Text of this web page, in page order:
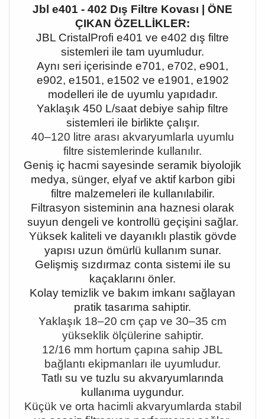
Jbl e401 - 402 Dış Filtre Kovası | ÖNE
ÇIKAN ÖZELLİKLER:
JBL CristalProfi e401 ve e402 dış filtre
sistemleri ile tam uyumludur.
Aynı seri içerisinde e701, e702, e901,
e902, e1501, e1502 ve e1901, e1902
modelleri ile de uyumlu yapıdadır.
Yaklaşık 450 L/saat debiye sahip filtre
sistemleri ile birlikte çalışır.
40–120 litre arası akvaryumlarla uyumlu
filtre sistemlerinde kullanılır.
Geniş iç hacmi sayesinde seramik biyolojik
medya, sünger, elyaf ve aktif karbon gibi
filtre malzemeleri ile kullanılabilir.
Filtrasyon sisteminin ana haznesi olarak
suyun dengeli ve kontrollü geçişini sağlar.
Yüksek kaliteli ve dayanıklı plastik gövde
yapısı uzun ömürlü kullanım sunar.
Gelişmiş sızdırmaz conta sistemi ile su
kaçaklarını önler.
Kolay temizlik ve bakım imkanı sağlayan
pratik tasarıma sahiptir.
Yaklaşık 18–20 cm çap ve 30–35 cm
yükseklik ölçülerine sahiptir.
12/16 mm hortum çapına sahip JBL
bağlantı ekipmanları ile uyumludur.
Tatlı su ve tuzlu su akvaryumlarında
kullanıma uygundur.
Küçük ve orta hacimli akvaryumlarda stabil